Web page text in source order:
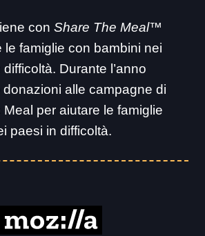
con Share The Meal™
le famiglie con bambini nei
Durante l’anno
donazioni alle campagne di
per aiutare le famiglie
paesi in difficoltà.